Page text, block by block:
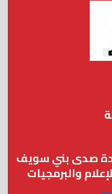
صدى بني سويف
والبرمجيات